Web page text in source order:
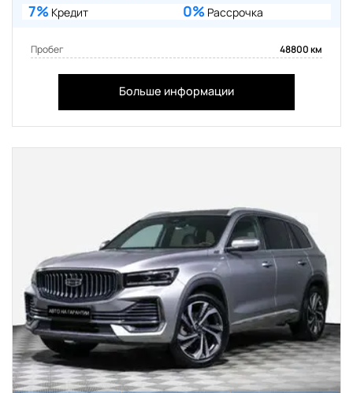
7% Кредит 0% Рассрочка
Пробег 48800 км
Больше информации